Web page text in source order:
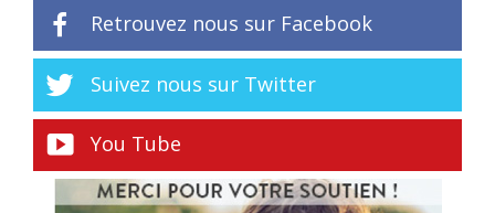
Retrouvez nous sur Facebook
Suivez nous sur Twitter
You Tube